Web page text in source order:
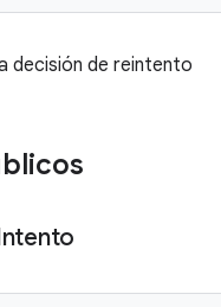
decisión de reintento